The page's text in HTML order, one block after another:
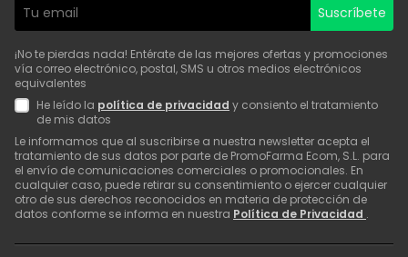
Suscríbete
¡No te pierdas nada! Entérate de las mejores ofertas y promociones
vía correo electrónico, postal, SMS u otros medios electrónicos
equivalentes
He leído la política de privacidad y consiento el tratamiento
de mis datos
Le informamos que al suscribirse a nuestra newsletter acepta el
tratamiento de sus datos por parte de PromoFarma Ecom, S.L. para
el envío de comunicaciones comerciales o promocionales. En
cualquier caso, puede retirar su consentimiento o ejercer cualquier
otro de sus derechos reconocidos en materia de protección de
datos conforme se informa en nuestra Política de Privacidad .